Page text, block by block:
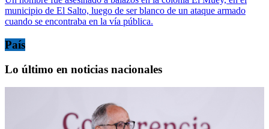
municipio de El Salto, luego de ser blanco de un ataque armado
cuando se encontraba en la vía pública.
País
Lo último en noticias nacionales